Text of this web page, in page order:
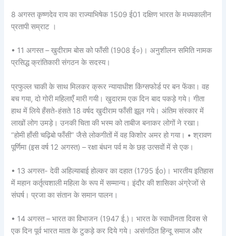
8 अगस्त कृष्णदेव राय का राज्याभिषेक 1509 ई01 दक्षिण भारत के मध्यकालीन
प्रतापी सम्राट ।
• 11 अगस्त – खुदीराम बोस को फाँसी (1908 ई०)। अनुशीलन समिति नामक
प्रसिद्ध क्रांतिकारी संगठन के सदस्य।
प्रफुल्ल चाकी के साथ मिलकर क्रूर न्यायाधीश किंग्सफोर्ड पर बन फेंका। वह
बच गया, दो गोरी महिलाएँ मारी गयी। खुदाराम एक दिन बाद पकड़े गये। गीता
हाथ में लिये हँसते-हंसते 18 वर्षद खुदीराम फाँसी झूल गये। अंतिम संस्कार में
लाखों लोग उमड़े। उनकी चिता की भस्म को ताबीज बनाकर लोगों ने रखा।
“होमी हाँसी चढ़िबो फाँसी” जैसे लोकगीतों में वह किशोर अमर हो गया। • श्रावण
पूर्णिमा (इस वर्ष 12 अगस्त) – रक्षा बंधन पर्व म के छह उत्सवों में से एक।
• 13 अगस्त- देवी अहिल्याबाई होल्कर का दहात (1795 ईo)। भारतीय इतिहास
में महान कर्तृत्वशाली महिला के रूप में सम्मान्य। इंदौर की शासिका अंग्रेजों से
संघर्ष। प्रजा का संतान के समान पालन।
• 14 अगस्त – भारत का विभाजन (1947 ई.)। भारत के स्वाधीनता दिवस से
एक दिन पूर्व भारत माता के टुकड़े कर दिये गये। असंगठित हिन्दू समाज और